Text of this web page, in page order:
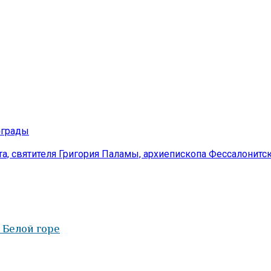
Григория Паламы, архиепископа
горе